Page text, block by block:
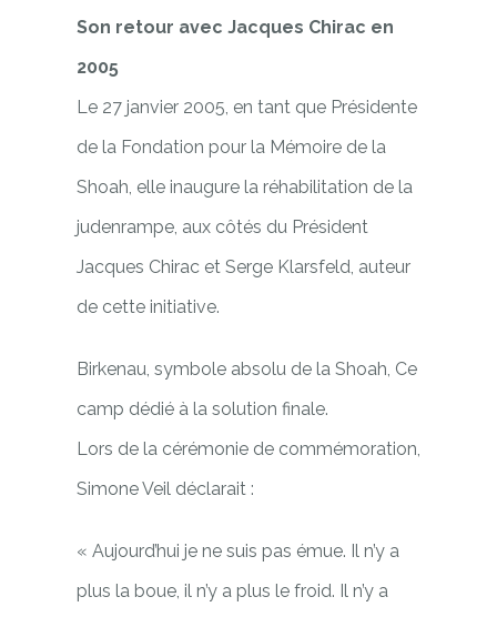
Son retour avec Jacques Chirac en
2005
Le 27 janvier 2005, en tant que Présidente
de la Fondation pour la Mémoire de la
Shoah, elle inaugure la réhabilitation de la
judenrampe, aux côtés du Président
Jacques Chirac et Serge Klarsfeld, auteur
de cette initiative.
Birkenau, symbole absolu de la Shoah, Ce
camp dédié à la solution finale.
Lors de la cérémonie de commémoration,
Simone Veil déclarait :
« Aujourd’hui je ne suis pas émue. Il n’y a
plus la boue, il n’y a plus le froid. Il n’y a